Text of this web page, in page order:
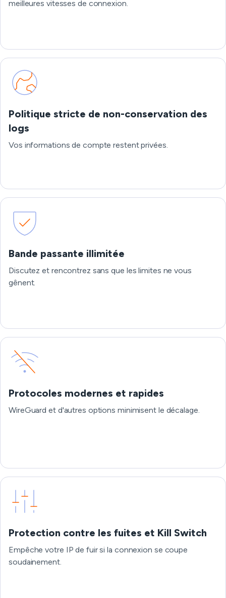
meilleures vitesses de connexion.
Politique stricte de non-conservation des
logs
Vos informations de compte restent privées.
Bande passante illimitée
Discutez et rencontrez sans que les limites ne vous
gênent.
Protocoles modernes et rapides
WireGuard et d'autres options minimisent le décalage.
Protection contre les fuites et Kill Switch
Empêche votre IP de fuir si la connexion se coupe
soudainement.